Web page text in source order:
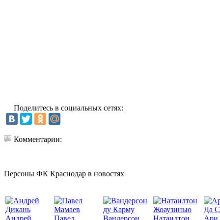
Поделитесь в социальных сетях:
Комментарии:
Персоны ФК Краснодар в новостях
Андрей Павел Вандерсон Натаилтон
Да
Ари